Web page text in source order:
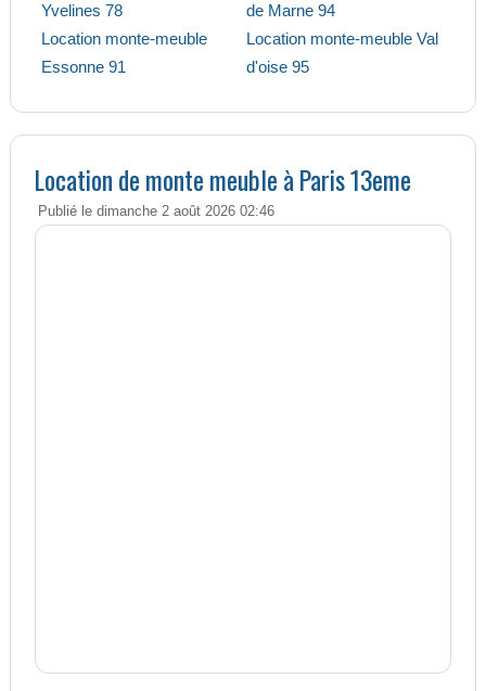
Yvelines 78
Location monte-meuble
Essonne 91
de Marne 94
Location monte-meuble Val
d'oise 95
Location de monte meuble à Paris 13eme
Publié le dimanche 2 août 2026 02:46